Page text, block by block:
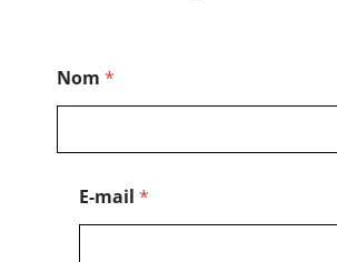
Nom *
E-mail *